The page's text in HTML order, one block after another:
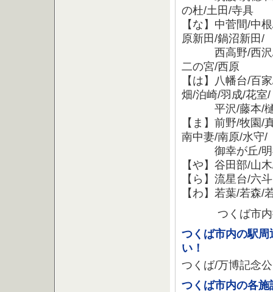
の杜/土田/寺具
【な】中菅間/中
原新田/鍋沼新田/
西高野/西沢/西
二の宮/西原
【は】八幡台/百
畑/泊崎/羽成/花室/
平沢/藤本/樋の
【ま】前野/牧園/
南中妻/南原/水守/
御幸が丘/明
【や】谷田部/山
【ら】流星台/六斗
【わ】若葉/若森/
つくば市
つくば市内の駅
い！
つくば/万博記念
つくば市内の各